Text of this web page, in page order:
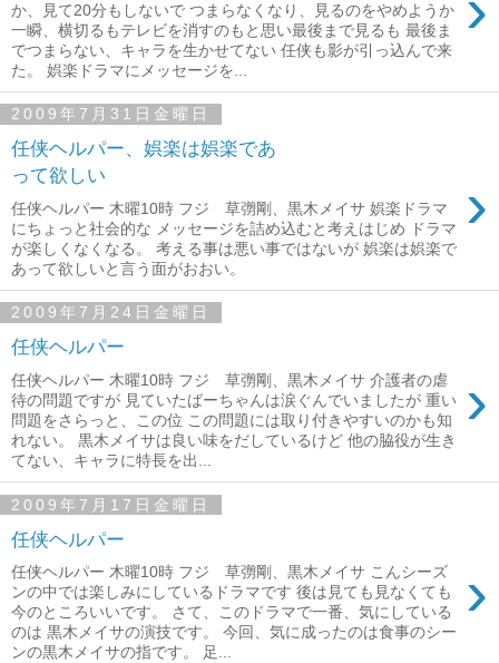
か、見て20分もしないで つまらなくなり、見るのをやめようか
一瞬、横切るもテレビを消すのもと思い最後まで見るも 最後ま
でつまらない、キャラを生かせてない 任侠も影が引っ込んで来
た。 娯楽ドラマにメッセージを...
2009年7月31日金曜日
任侠ヘルパー、娯楽は娯楽であ
って欲しい
›
任侠ヘルパー 木曜10時 フジ 草彅剛、黒木メイサ 娯楽ドラマ
にちょっと社会的な メッセージを詰め込むと考えはじめ ドラマ
が楽しくなくなる。 考える事は悪い事ではないが 娯楽は娯楽で
あって欲しいと言う面がおおい。
2009年7月24日金曜日
任侠ヘルパー
›
任侠ヘルパー 木曜10時 フジ 草彅剛、黒木メイサ 介護者の虐
待の問題ですが 見ていたばーちゃんは涙ぐんでいましたが 重い
問題をさらっと、この位 この問題には取り付きやすいのかも知
れない。 黒木メイサは良い味をだしているけど 他の脇役が生き
てない、キャラに特長を出...
2009年7月17日金曜日
任侠ヘルパー
›
任侠ヘルパー 木曜10時 フジ 草彅剛、黒木メイサ こんシーズ
ンの中では楽しみにしているドラマです 後は見ても見なくても
今のところいいです。 さて、このドラマで一番、気にしている
のは 黒木メイサの演技です。 今回、気に成ったのは食事のシー
ンの黒木メイサの指です。 足...